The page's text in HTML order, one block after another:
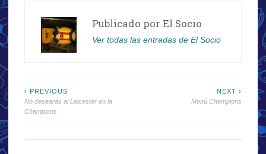
Publicado por El Socio
Ver todas las entradas de El Socio
Navegación
de
‹ PREVIOUS
No desearás al Leicester en la
Champions
NEXT ›
Menú Chempions